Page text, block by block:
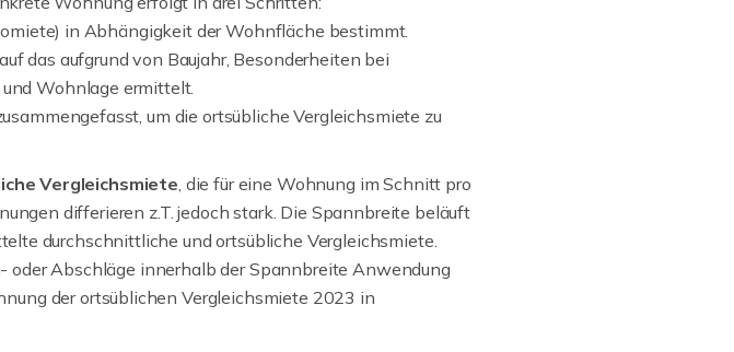
in Abhängigkeit der Wohnfläche bestimmt.
das aufgrund von Baujahr, Besonderheiten bei
Wohnlage ermittelt.
um die ortsübliche Vergleichsmiete zu
Vergleichsmiete, die für eine Wohnung im Schnitt pro
differieren z.T. jedoch stark. Die Spannbreite beläuft
durchschnittliche und ortsübliche Vergleichsmiete.
Abschläge innerhalb der Spannbreite Anwendung
der ortsüblichen Vergleichsmiete 2023 in